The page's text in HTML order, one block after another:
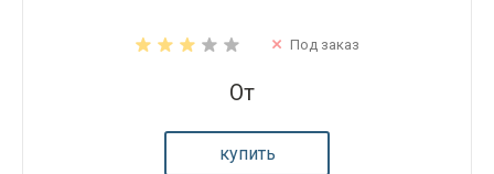
Под заказ
От
купить